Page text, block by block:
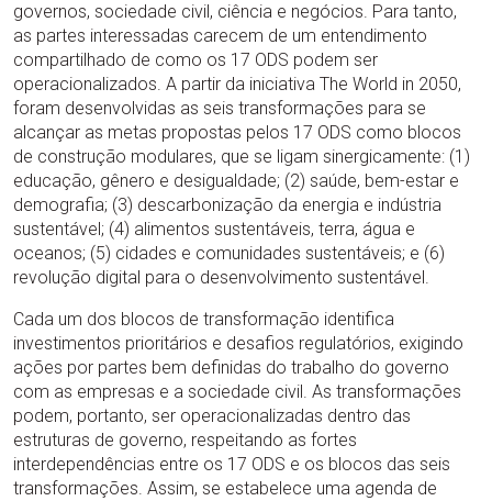
governos, sociedade civil, ciência e negócios. Para tanto,
as partes interessadas carecem de um entendimento
compartilhado de como os 17 ODS podem ser
operacionalizados. A partir da iniciativa The World in 2050,
foram desenvolvidas as seis transformações para se
alcançar as metas propostas pelos 17 ODS como blocos
de construção modulares, que se ligam sinergicamente: (1)
educação, gênero e desigualdade; (2) saúde, bem-estar e
demografia; (3) descarbonização da energia e indústria
sustentável; (4) alimentos sustentáveis, terra, água e
oceanos; (5) cidades e comunidades sustentáveis; e (6)
revolução digital para o desenvolvimento sustentável.
Cada um dos blocos de transformação identifica
investimentos prioritários e desafios regulatórios, exigindo
ações por partes bem definidas do trabalho do governo
com as empresas e a sociedade civil. As transformações
podem, portanto, ser operacionalizadas dentro das
estruturas de governo, respeitando as fortes
interdependências entre os 17 ODS e os blocos das seis
transformações. Assim, se estabelece uma agenda de